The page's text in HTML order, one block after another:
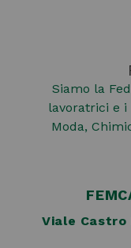
Siamo la
lavoratrici e i
Moda,
Viale Castro